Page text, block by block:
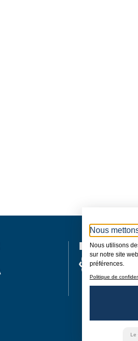
MEMBRE
Nous
Nous utilisons
sur notre site
préférences.
Politique de
Le